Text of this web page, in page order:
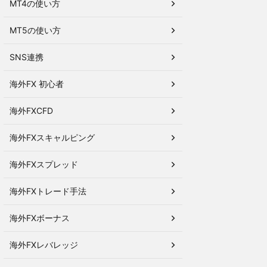
MT4の使い方
MT5の使い方
SNS連携
海外FX 初心者
海外FXCFD
海外FXスキャルピング
海外FXスプレッド
海外FXトレード手法
海外FXボーナス
海外FXレバレッジ